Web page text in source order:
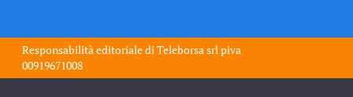
Responsabilità editoriale diTeleborsa srl piva
00919671008